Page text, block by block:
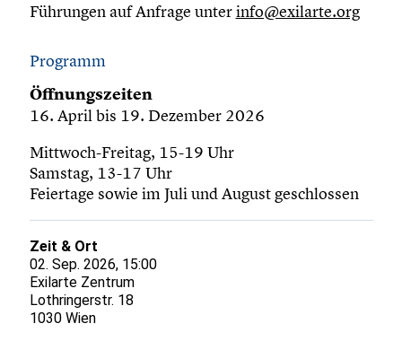
Führungen auf Anfrage unterinfo@exilarte.org
Programm
Öffnungszeiten
16. April bis 19. Dezember 2026
Mittwoch-Freitag, 15-19 Uhr
Samstag, 13-17 Uhr
Feiertage sowie im Juli und August geschlossen
Zeit & Ort
02. Sep. 2026, 15:00
Exilarte Zentrum
Lothringerstr. 18
1030 Wien